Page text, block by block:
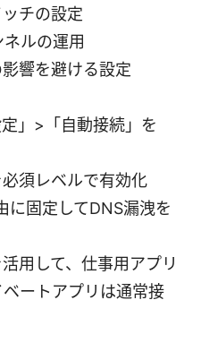
チの設定
ルの運用
響を避ける設定
」>「自動接続」を
必須レベルで有効化
に固定してDNS漏洩を
用して、仕事用アプリ
ートアプリは通常接